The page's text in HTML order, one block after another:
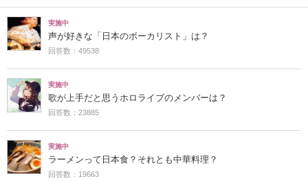
実施中
声が好きな「日本のボーカリスト」は？
回答数：49538
実施中
歌が上手だと思うホロライブのメンバーは？
回答数：23885
実施中
ラーメンって日本食？それとも中華料理？
回答数：19663